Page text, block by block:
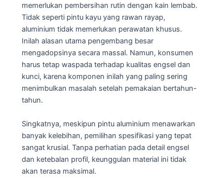
memerlukan pembersihan rutin dengan kain lembab.
Tidak seperti pintu kayu yang rawan rayap,
aluminium tidak memerlukan perawatan khusus.
Inilah alasan utama pengembang besar
mengadopsinya secara massal. Namun, konsumen
harus tetap waspada terhadap kualitas engsel dan
kunci, karena komponen inilah yang paling sering
menimbulkan masalah setelah pemakaian bertahun-
tahun.
Singkatnya, meskipun pintu aluminium menawarkan
banyak kelebihan, pemilihan spesifikasi yang tepat
sangat krusial. Tanpa perhatian pada detail engsel
dan ketebalan profil, keunggulan material ini tidak
akan terasa maksimal.